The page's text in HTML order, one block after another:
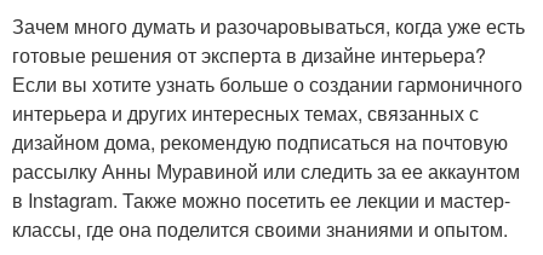
Зачем много думать и разочаровываться, когда уже есть
готовые решения от эксперта в дизайне интерьера?
Если вы хотите узнать больше о создании гармоничного
интерьера и других интересных темах, связанных с
дизайном дома, рекомендую подписаться на почтовую
рассылку Анны Муравиной или следить за ее аккаунтом
в Instagram. Также можно посетить ее лекции и мастер-
классы, где она поделится своими знаниями и опытом.